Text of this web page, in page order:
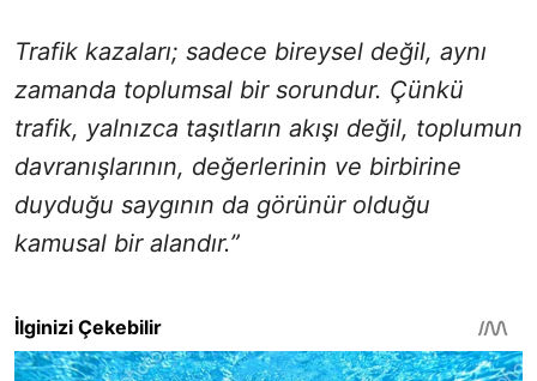
Trafik kazaları; sadece bireysel değil, aynı
zamanda toplumsal bir sorundur. Çünkü
trafik, yalnızca taşıtların akışı değil, toplumun
davranışlarının, değerlerinin ve birbirine
duyduğu saygının da görünür olduğu
kamusal bir alandır.”